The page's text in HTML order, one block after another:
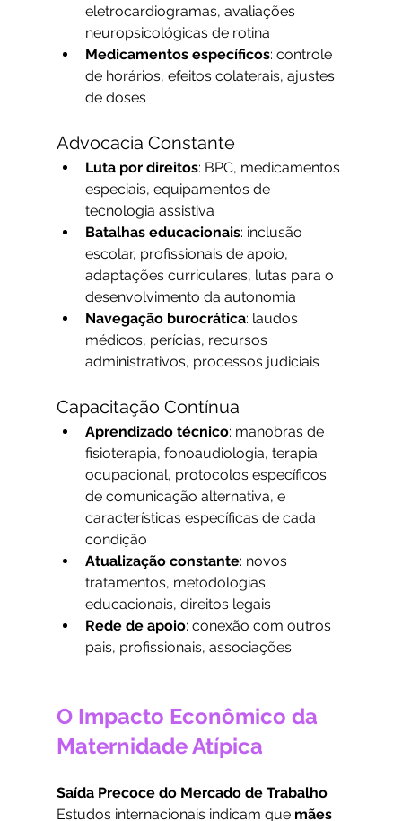
eletrocardiogramas, avaliações
neuropsicológicas de rotina
Medicamentos específicos: controle
de horários, efeitos colaterais, ajustes
de doses
Advocacia Constante
Luta por direitos: BPC, medicamentos
especiais, equipamentos de
tecnologia assistiva
Batalhas educacionais: inclusão
escolar, profissionais de apoio,
adaptações curriculares, lutas para o
desenvolvimento da autonomia
Navegação burocrática: laudos
médicos, perícias, recursos
administrativos, processos judiciais
Capacitação Contínua
Aprendizado técnico: manobras de
fisioterapia, fonoaudiologia, terapia
ocupacional, protocolos específicos
de comunicação alternativa, e
características específicas de cada
condição
Atualização constante: novos
tratamentos, metodologias
educacionais, direitos legais
Rede de apoio: conexão com outros
pais, profissionais, associações
O Impacto Econômico da
Maternidade Atípica
Saída Precoce do Mercado de Trabalho
Estudos internacionais indicam que mães